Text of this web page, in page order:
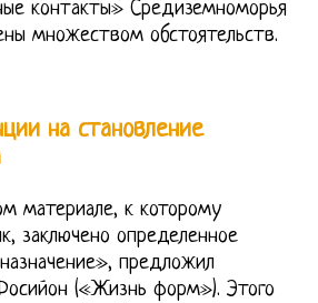
контакты» Средиземноморья
множеством обстоятельств.
на становление
материале, к которому
заключено определенное
предложил
(«Жизнь форм»). Этого